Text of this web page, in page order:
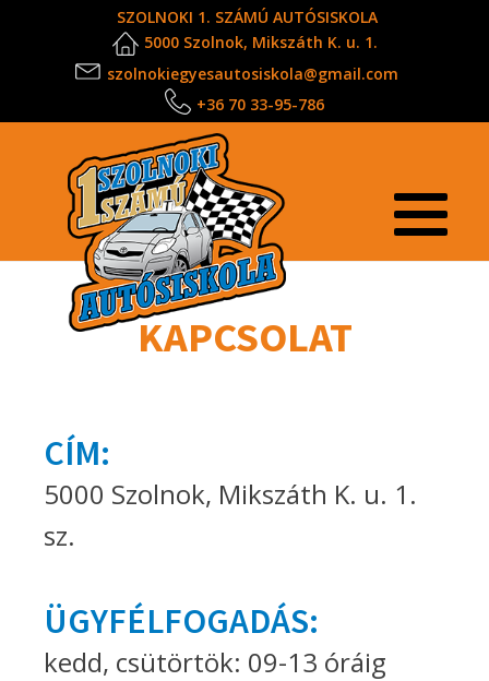
SZOLNOKI 1. SZÁMÚ AUTÓSISKOLA
5000 Szolnok, Mikszáth K. u. 1.
szolnokiegyesautosiskola@gmail.com
+36 70 33-95-786
KAPCSOLAT
CÍM:
5000 Szolnok, Mikszáth K. u. 1.
sz.
ÜGYFÉLFOGADÁS:
kedd, csütörtök: 09-13 óráig